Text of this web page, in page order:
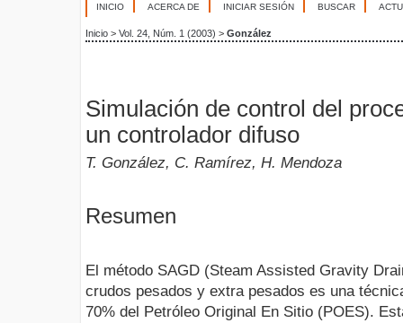
INICIO ACERCA DE INICIAR SESIÓN BUSCAR
Inicio > Vol. 24, Núm. 1 (2003) > González
Simulación de control del
un controlador difuso
T. González, C. Ramírez, H. Mendoza
Resumen
El método SAGD (Steam Assisted Gravity
crudos pesados y extra pesados es una
70% del Petróleo Original En Sitio (POES).